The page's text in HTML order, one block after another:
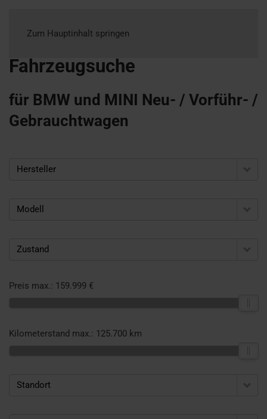
Zum Hauptinhalt springen
Fahrzeugsuche
für BMW und MINI Neu- / Vorführ- /
Gebrauchtwagen
Hersteller
Modell
Zustand
Preis max.: 159.999 €
Kilometerstand max.: 125.700 km
Standort